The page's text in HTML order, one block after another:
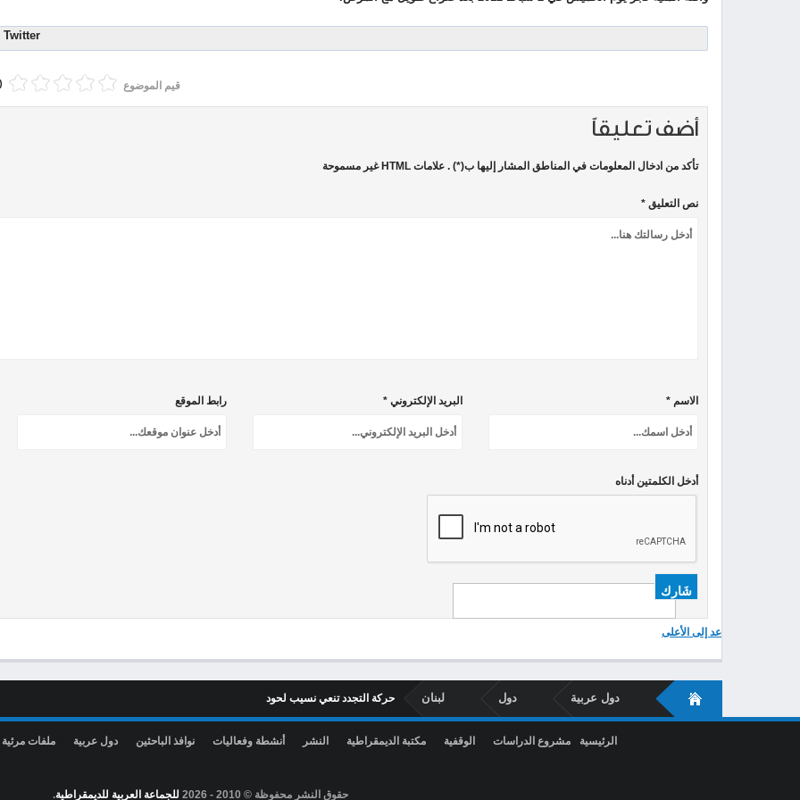
Twitter
قيم الموضوع (0 أصوات)
أضف تعليقاً
تأكد من ادخال المعلومات في المناطق المشار إليها ب(*) . علامات HTML غير مسموحة
نص التعليق *
الاسم * البريد الإلكتروني * رابط الموقع
أدخل الكلمتين أدناه
عد إلى الأعلى
دول عربية دول لبنان حركة التجدد تنعي نسيب لحود
الرئيسية مشروع الدراسات الوقفية مكتبة الديمقراطية النشر أنشطة وفعاليات نوافذ الباحثين دول عربية ملفات مرئية
حقوق النشر محفوظة © 2010 - 2026 للجماعة العربية للديمقراطية.